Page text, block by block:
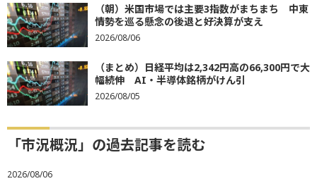
（朝）米国市場では主要3指数がまちまち 中東
情勢を巡る懸念の後退と好決算が支え
2026/08/06
（まとめ）日経平均は2,342円高の66,300円で大
幅続伸 AI・半導体銘柄がけん引
2026/08/05
「市況概況」の過去記事を読む
2026/08/06